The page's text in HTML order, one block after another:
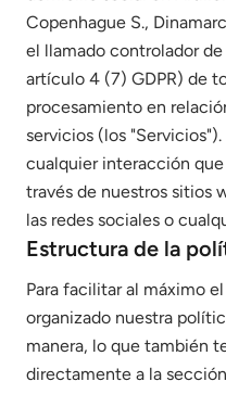
Copenhague S.,
el llamado controlador
artículo 4 (7) GDPR) de
procesamiento en
servicios (los
cualquier interacción
través de nuestros sitios
las redes sociales o
Estructura de la
Para facilitar al máximo
organizado nuestra
manera, lo que también
directamente a la